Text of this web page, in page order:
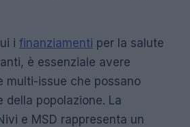
i finanziamenti per la salute
è essenziale avere
multi-issue che possano
della popolazione. La
e MSD rappresenta un